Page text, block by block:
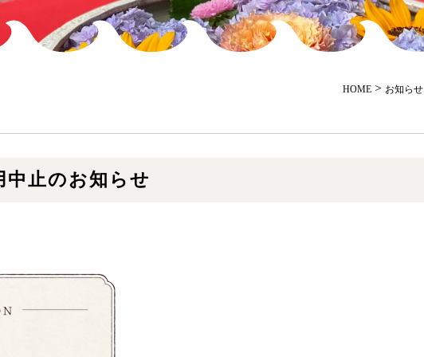
HOME > お知らせ
中止のお知らせ